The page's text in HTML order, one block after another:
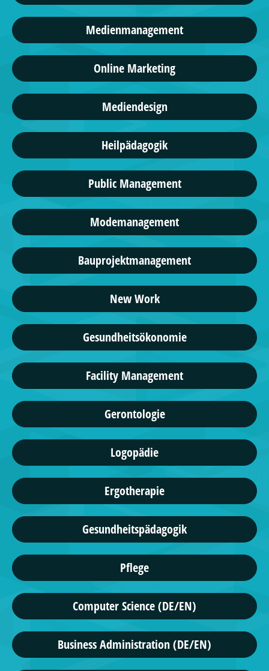
Medienmanagement
Online Marketing
Mediendesign
Heilpädagogik
Public Management
Modemanagement
Bauprojektmanagement
New Work
Gesundheitsökonomie
Facility Management
Gerontologie
Logopädie
Ergotherapie
Gesundheitspädagogik
Pflege
Computer Science (DE/EN)
Business Administration (DE/EN)